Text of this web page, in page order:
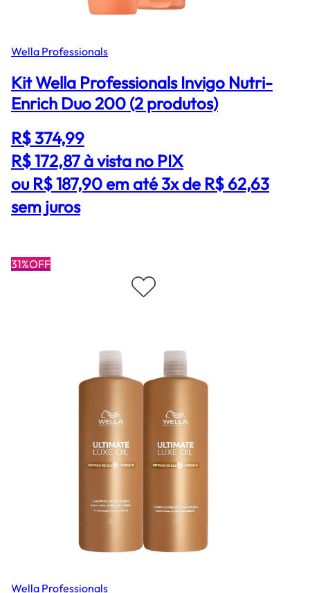
Wella Professionals
Kit Wella Professionals Invigo Nutri-
Enrich Duo 200 (2 produtos)
R$ 374,99
R$ 172,87à vista no PIX
ou R$ 187,90 em até 3x de R$ 62,63
sem juros
31%OFF
Wella Professionals